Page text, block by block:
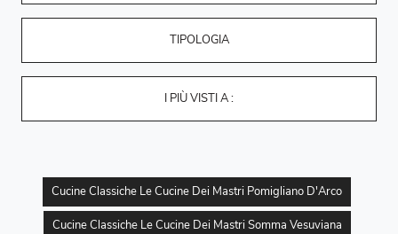
TIPOLOGIA
I PIÙ VISTI A :
Cucine Classiche Le Cucine Dei Mastri Pomigliano D'Arco
Cucine Classiche Le Cucine Dei Mastri Somma Vesuviana